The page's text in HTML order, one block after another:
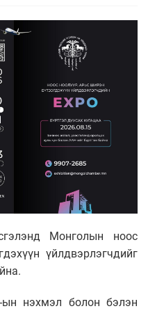
Монголын ноос
үйлдвэрлэгчдийг
ын нэхмэл болон бэлэн